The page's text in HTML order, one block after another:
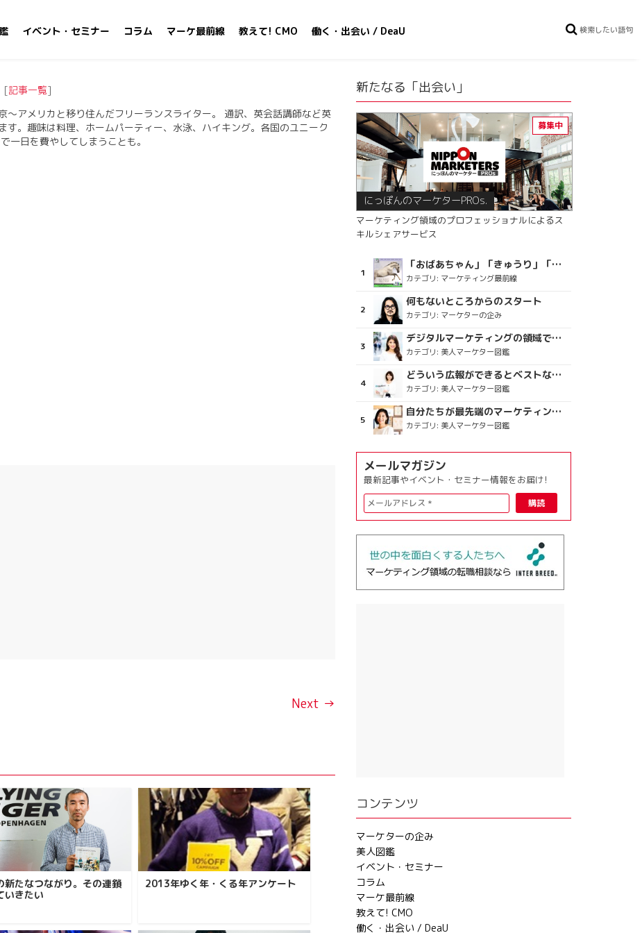
イベント・セミナー コラム マーケ最前線 教えて! CMO 働く・出会い / DeaU
[記事一覧]
〜アメリカと移り住んだフリーランスライター。 通訳、英会話講師など英
す。趣味は料理、ホームパーティー、水泳、ハイキング。各国のユニーク
一日を費やしてしまうことも。
Next →
新たなつながり。その連鎖
いきたい
2013年ゆく年・くる年アンケート
新たなる「出会い」
にっぽんのマーケターPROs.
マーケティング領域のプロフェッショナルによるス
キルシェアサービス
「おばあちゃん」「きゅうり」「ディスコで踊るおじさん」をCM素材に使った、「気持ちよさ」が売りの意外な商品とは？
カテゴリ: マーケティング最前線
何もないところからのスタート
カテゴリ: マーケターの企み
デジタルマーケティングの領域で、海外というステージに
カテゴリ: 美人マーケター図鑑
どういう広報ができるとベストなのか
カテゴリ: 美人マーケター図鑑
自分たちが最先端のマーケティングを目指す
カテゴリ: 美人マーケター図鑑
メールマガジン
最新記事やイベント・セミナー情報をお届け!
コンテンツ
マーケターの企み
美人図鑑
イベント・セミナー
コラム
マーケ最前線
教えて! CMO
働く・出会い / DeaU